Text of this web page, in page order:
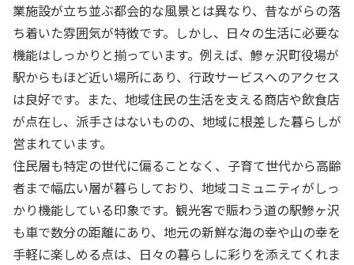
業施設が立ち並ぶ都会的な風景とは異なり、昔ながらの落
ち着いた雰囲気が特徴です。しかし、日々の生活に必要な
機能はしっかりと揃っています。例えば、鰺ヶ沢町役場が
駅からもほど近い場所にあり、行政サービスへのアクセス
は良好です。また、地域住民の生活を支える商店や飲食店
が点在し、派手さはないものの、地域に根差した暮らしが
営まれています。
住民層も特定の世代に偏ることなく、子育て世代から高齢
者まで幅広い層が暮らしており、地域コミュニティがしっ
かり機能している印象です。観光客で賑わう道の駅鰺ヶ沢
も車で数分の距離にあり、地元の新鮮な海の幸や山の幸を
手軽に楽しめる点は、日々の暮らしに彩りを添えてくれま